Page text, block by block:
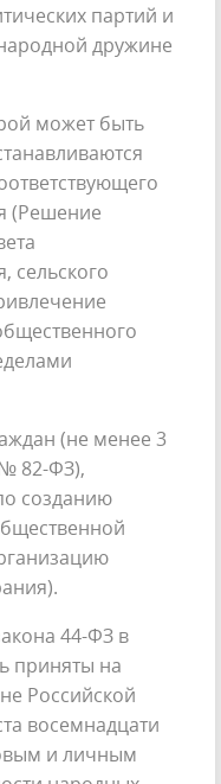
партий и
дружине
может быть
(Решение
сельского
(не менее 3
82-ФЗ),
созданию
44-ФЗ в
приняты на
Российской
восемнадцати
и личным